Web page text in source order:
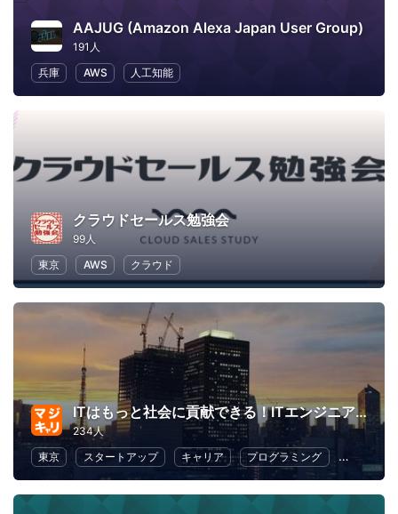
AAJUG (Amazon Alexa Japan User Group)
191人
兵庫
AWS 人工知能
クラウドセールス勉強会
99人
東京
AWS クラウド
ITはもっと社会に貢献できる！ITエンジニアは、もっとヒーローになれる！～マジキャリ～
234人
東京
スタートアップ キャリア プログラミング 起業